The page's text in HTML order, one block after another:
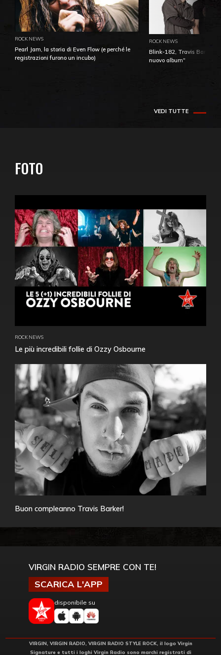
ROCK NEWS
Pearl Jam, la storia di Even Flow (e perché le
registrazioni furono un incubo)
ROCK NEWS
Blink-182, Travis Barker:
nuovo album"
VEDI TUTTE
FOTO
ROCK NEWS
Le più incredibili follie di Ozzy Osbourne
Buon compleanno Travis Barker!
VIRGIN RADIO SEMPRE CON TE!
SCARICA L'APP
disponibile su
VIRGIN, VIRGIN RADIO, VIRGIN RADIO STYLE ROCK, il logo Virgin
Signature e tutti i loghi Virgin Radio sono marchi registrati di